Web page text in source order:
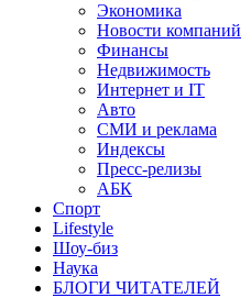
Экономика
Новости компаний
Финансы
Недвижимость
Интернет и IT
Авто
СМИ и реклама
Индексы
Пресс-релизы
АБК
Спорт
Lifestyle
Шоу-биз
Наука
БЛОГИ ЧИТАТЕЛЕЙ